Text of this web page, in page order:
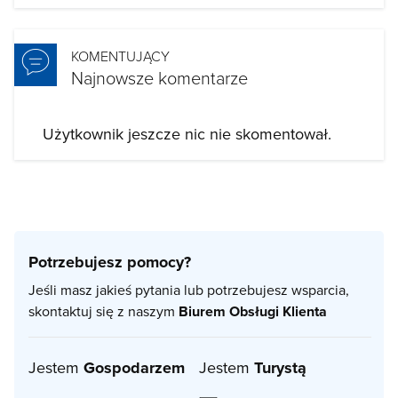
KOMENTUJĄCY
Najnowsze komentarze
Użytkownik jeszcze nic nie skomentował.
Potrzebujesz pomocy?
Jeśli masz jakieś pytania lub potrzebujesz wsparcia,
skontaktuj się z naszym Biurem Obsługi Klienta
Jestem Gospodarzem Jestem Turystą